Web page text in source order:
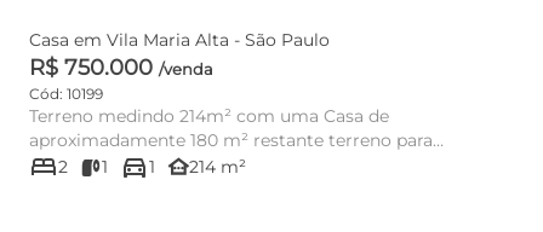
Casa em Vila Maria Alta - São Paulo
R$ 750.000 /venda
Cód: 10199
Terreno medindo 214m² com uma Casa de
aproximadamente 180 m² restante terreno para
construção, no bairro de Vila Maria ...
bed2 1 directions_car1 other_houses214 m²